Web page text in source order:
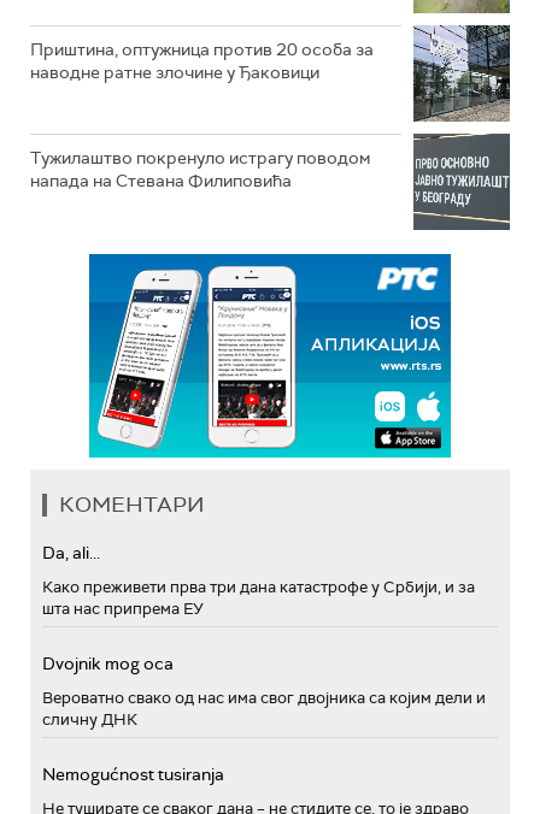
Приштина, оптужница против 20 особа за
наводне ратне злочине у Ђаковици
Тужилаштво покренуло истрагу поводом
напада на Стевана Филиповића
КОМЕНТАРИ
Da, ali...
Како преживети прва три дана катастрофе у Србији, и за
шта нас припрема ЕУ
Dvojnik mog oca
Вероватно свако од нас има свог двојника са којим дели и
сличну ДНК
Nemogućnost tusiranja
Не туширате се сваког дана – не стидите се, то је здраво